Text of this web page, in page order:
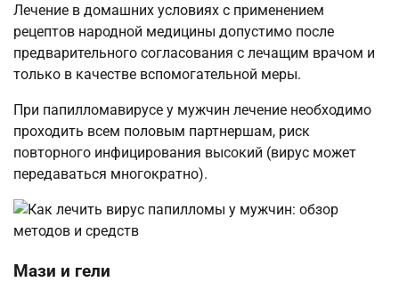
Лечение в домашних условиях с применением
рецептов народной медицины допустимо после
предварительного согласования с лечащим врачом и
только в качестве вспомогательной меры.
При папилломавирусе у мужчин лечение необходимо
проходить всем половым партнершам, риск
повторного инфицирования высокий (вирус может
передаваться многократно).
Мази и гели